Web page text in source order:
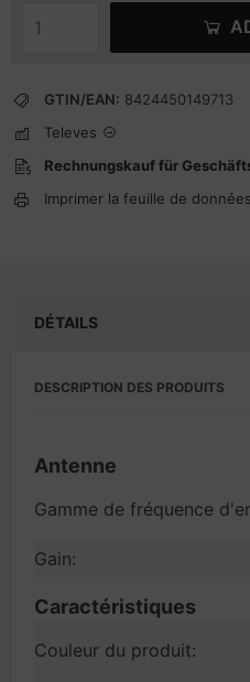
GTIN/EAN: 8424450149713
Televes
Rechnungskauf für
Imprimer la feuille de
DÉTAILS
DESCRIPTION DES PRODUITS
Antenne
Gamme de fréquence
Gain:
Caractéristiques
Couleur du produit: